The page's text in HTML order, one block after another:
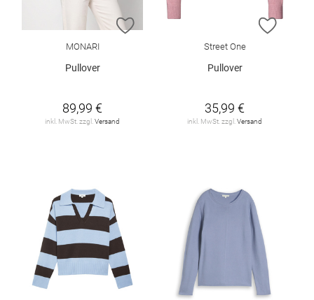
ZUR WUNSCHLISTE HINZUFÜGEN
MONARI
Pullover
89,99 €
inkl. MwSt. zzgl. Versand
ZUR
Street One
Pullover
35,99 €
inkl. MwSt. zzgl. Versand